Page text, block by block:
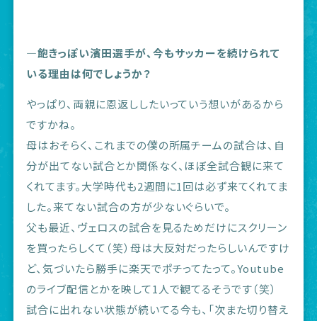
―飽きっぽい濱田選手が、今もサッカーを続けられて
いる理由は何でしょうか？
やっぱり、両親に恩返ししたいっていう想いがあるから
ですかね。
母はおそらく、これまでの僕の所属チームの試合は、自
分が出てない試合とか関係なく、ほぼ全試合観に来て
くれてます。大学時代も2週間に1回は必ず来てくれてま
した。来てない試合の方が少ないぐらいで。
父も最近、ヴェロスの試合を見るためだけにスクリーン
を買ったらしくて（笑）母は大反対だったらしいんですけ
ど、気づいたら勝手に楽天でポチってたって。Youtube
のライブ配信とかを映して1人で観てるそうです（笑）
試合に出れない状態が続いてる今も、「次また切り替え